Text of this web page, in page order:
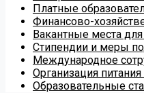
Платные
Финансово-
Вакантные места
Стипендии и меры
Международное
Организация
Образовательные